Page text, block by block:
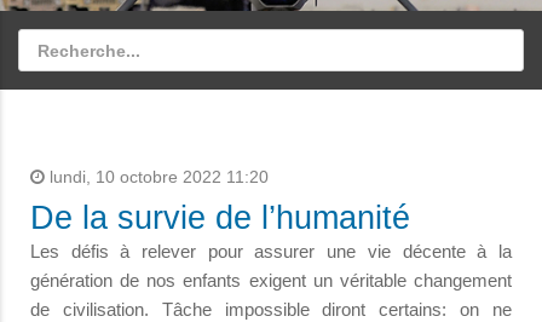
lundi, 10 octobre 2022 11:20
De la survie de l’humanité
Les défis à relever pour assurer une vie décente à la
génération de nos enfants exigent un véritable changement
de civilisation. Tâche impossible diront certains: on ne